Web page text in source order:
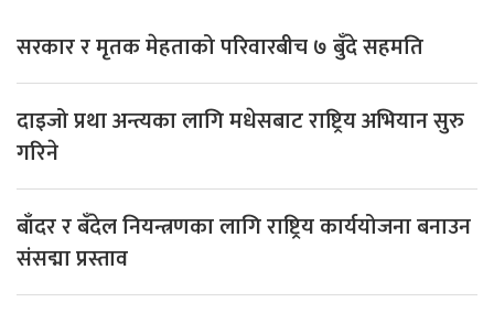
सरकार र मृतक मेहताको परिवारबीच ७ बुँदे सहमति
दाइजो प्रथा अन्त्यका लागि मधेसबाट राष्ट्रिय अभियान सुरु
गरिने
बाँदर र बँदेल नियन्त्रणका लागि राष्ट्रिय कार्ययोजना बनाउन
संसद्मा प्रस्ताव